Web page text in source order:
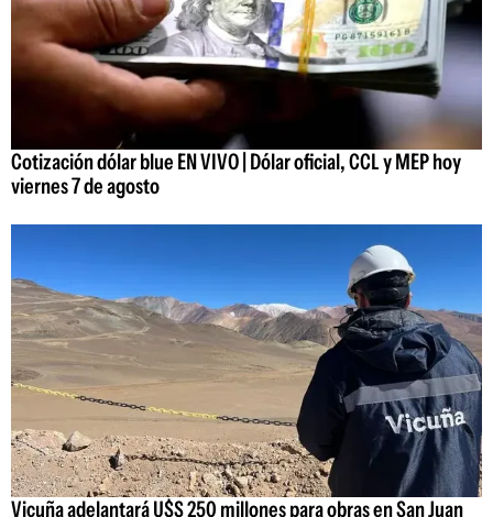
Cotización dólar blue EN VIVO | Dólar oficial, CCL y MEP hoy
viernes 7 de agosto
Vicuña adelantará U$S 250 millones para obras en San Juan